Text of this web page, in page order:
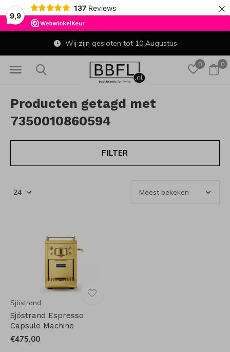
9,9
137 Reviews ×
0 0
Wij zijn gesloten tot 10 Augustus
Producten getagd met
7350010860594
FILTER
Sjöstrand
Sjöstrand Espresso
Capsule Machine
€475,00